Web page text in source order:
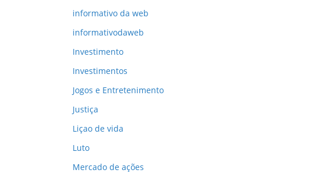
informativo da web
informativodaweb
Investimento
Investimentos
Jogos e Entretenimento
Justiça
Liçao de vida
Luto
Mercado de ações